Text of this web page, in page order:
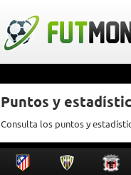
Puntos y
Consulta los puntos y